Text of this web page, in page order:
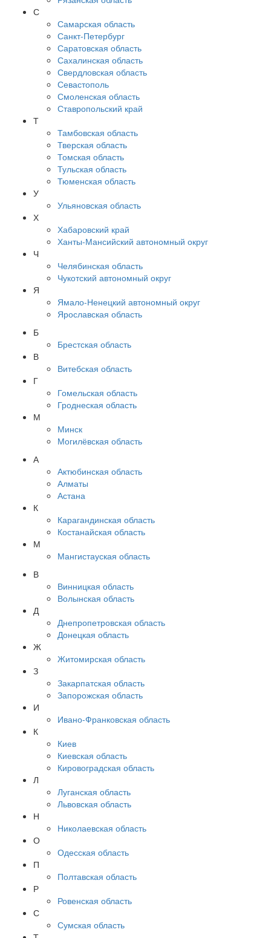
С
Самарская область
Санкт-Петербург
Саратовская область
Сахалинская область
Свердловская область
Севастополь
Смоленская область
Ставропольский край
Т
Тамбовская область
Тверская область
Томская область
Тульская область
Тюменская область
У
Ульяновская область
Х
Хабаровский край
Ханты-Мансийский автономный округ
Ч
Челябинская область
Чукотский автономный округ
Я
Ямало-Ненецкий автономный округ
Ярославская область
Б
Брестская область
В
Витебская область
Г
Гомельская область
Гроднеская область
М
Минск
Могилёвская область
А
Актюбинская область
Алматы
Астана
К
Карагандинская область
Костанайская область
М
Мангистауская область
В
Винницкая область
Волынская область
Д
Днепропетровская область
Донецкая область
Ж
Житомирская область
З
Закарпатская область
Запорожская область
И
Ивано-Франковская область
К
Киев
Киевская область
Кировоградская область
Л
Луганская область
Львовская область
Н
Николаевская область
О
Одесская область
П
Полтавская область
Р
Ровенская область
С
Сумская область